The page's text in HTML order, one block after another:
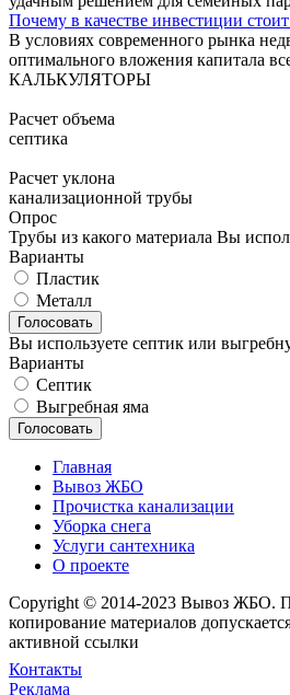
Почему в качестве инвестиции
В условиях современного рынка
оптимального вложения капитала
КАЛЬКУЛЯТОРЫ
Расчет объема
септика
Расчет уклона
канализационной трубы
Опрос
Трубы из какого материала Вы
Варианты
Пластик
Металл
Вы используете септик или
Варианты
Септик
Выгребная яма
Главная
Вывоз ЖБО
Прочистка канализации
Уборка снега
Услуги сантехника
О проекте
Copyright © 2014-2023 Вывоз ЖБО.
копирование материалов
активной ссылки
Контакты
Реклама